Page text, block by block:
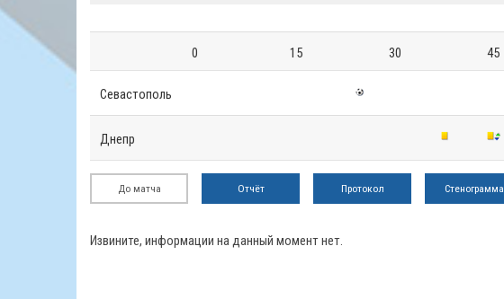
0 15 30 45
Севастополь
Днепр
До матча Отчёт Протокол Стенограмма
Извините, информации на данный момент нет.